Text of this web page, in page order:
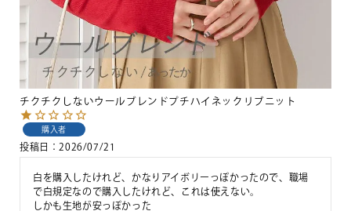
チクチクしないウールブレンドプチハイネックリブニット
購入者
投稿日 2026/07/21
白を購入したけれど、かなりアイボリーっぽかったので、職場
で白規定なので購入したけれど、これは使えない。
しかも生地が安っぽかった